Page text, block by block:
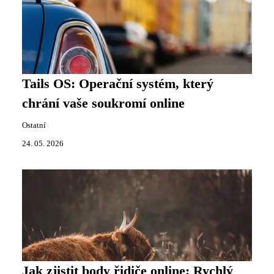
Tails OS: Operační systém, který
chrání vaše soukromí online
Ostatní
24. 05. 2026
Jak zjistit body řidiče online: Rychlý